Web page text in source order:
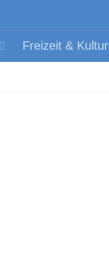
Freizeit & Kultur